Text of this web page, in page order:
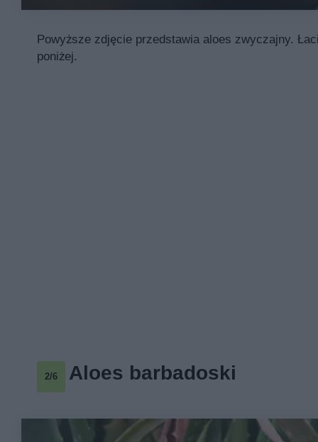
Powyższe zdjęcie przedstawia aloes zwyczajny.
poniżej.
2/6 Aloes barbadoski